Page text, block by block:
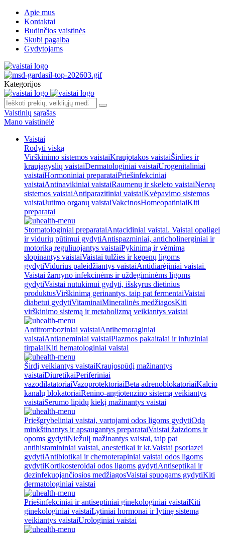
Apie mus
Kontaktai
Budinčios vaistinės
Skubi pagalba
Gydytojams
Kategorijos
Vaistinių sąrašas
Mano vaistinėlė
Vaistai
Rodyti viską
Virškinimo sistemos vaistaiKraujotakos vaistaiŠirdies ir
kraujagyslių vaistaiDermatologiniai vaistaiUrogenitaliniai
vaistaiHormoniniai preparataiPriešinfekciniai
vaistaiAntinavikiniai vaistaiRaumenų ir skeleto vaistaiNervų
sistemos vaistaiAntiparazitiniai vaistaiKvėpavimo sistemos
vaistaiJutimo organų vaistaiVakcinosHomeopatiniaiKiti
preparatai
Stomatologiniai preparataiAntacidiniai vaistai. Vaistai opaligei
ir vidurių pūtimui gydytiAntispazminiai, anticholinerginiai ir
motoriką reguliuojantys vaistaiPykinimą ir vėmimą
slopinantys vaistaiVaistai tulžies ir kepenų ligoms
gydytiVidurius paleidžiantys vaistaiAntidiarėjiniai vaistai.
Vaistai žarnyno infekcinėms ir uždegiminėms ligoms
gydytiVaistai nutukimui gydyti, išskyrus dietinius
produktusVirškinimą gerinantys, taip pat fermentaiVaistai
diabetui gydytiVitaminaiMineralinės medžiagosKiti
virškinimo sistemą ir metabolizmą veikiantys vaistai
Antitromboziniai vaistaiAntihemoraginiai
vaistaiAntianeminiai vaistaiPlazmos pakaitalai ir infuziniai
tirpalaiKiti hematologiniai vaistai
Širdį veikiantys vaistaiKraujospūdį mažinantys
vaistaiDiuretikaiPeriferiniai
vazodilatatoriaiVazoprotektoriaiBeta adrenoblokatoriaiKalcio
kanalų blokatoriaiRenino-angiotenzino sistemą veikiantys
vaistaiSerumo lipidų kiekį mažinantys vaistai
Priešgrybeliniai vaistai, vartojami odos ligoms gydytiOdą
minkštinantys ir apsaugantys preparataiVaistai žaizdoms ir
opoms gydytiNiežulį mažinantys vaistai, taip pat
antihistamininiai vaistai, anestetikai ir kt.Vaistai psoriazei
gydytiAntibiotikai ir chemoterapiniai vaistai odos ligoms
gydytiKortikosteroidai odos ligoms gydytiAntiseptikai ir
dezinfekuojančiosios medžiagosVaistai spuogams gydytiKiti
dermatologiniai vaistai
Priešinfekciniai ir antiseptiniai ginekologiniai vaistaiKiti
ginekologiniai vaistaiLytiniai hormonai ir lytinę sistemą
veikiantys vaistaiUrologiniai vaistai